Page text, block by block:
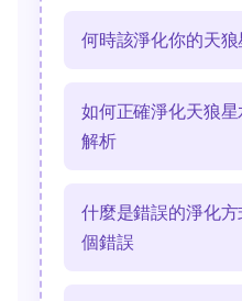
何時該淨化你的天
如何正確淨化天狼
解析
什麼是錯誤的淨化
個錯誤